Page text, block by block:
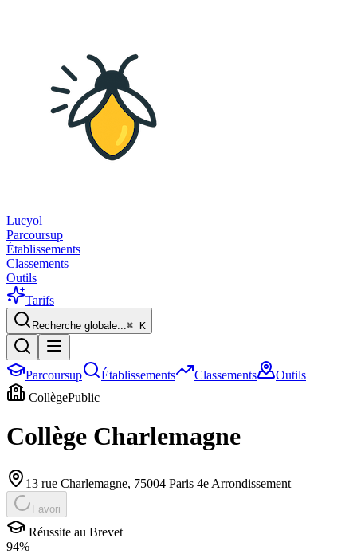
Lucyol
Parcoursup
Établissements
Classements
Outils
Tarifs
Recherche globale...⌘ K
Parcoursup Établissements Classements
Outils
CollègePublic
Collège Charlemagne
13 rue Charlemagne, 75004 Paris 4e Arrondissement
Favori
Réussite au Brevet
94%